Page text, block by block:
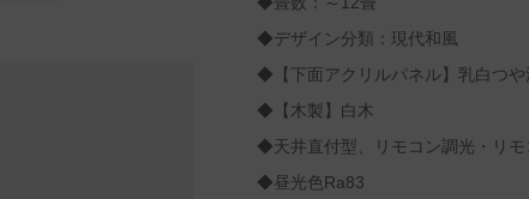
◆デザイン分類：現代和風
◆【下面アクリルパネル】乳白つや
◆【木製】白木
◆天井直付型、リモコン調光・リ
◆昼光色Ra83